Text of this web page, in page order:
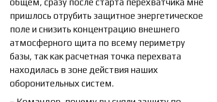
пришлось отрубить защитное энергетическое
поле и снизить концентрацию внешнего
атмосферного щита по всему периметру
базы, так как расчетная точка перехвата
находилась в зоне действия наших
оборонительных систем.